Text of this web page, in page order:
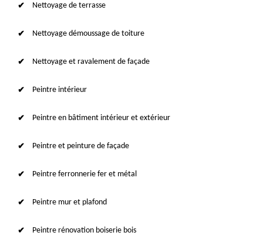
Nettoyage de terrasse
Nettoyage démoussage de toiture
Nettoyage et ravalement de façade
Peintre intérieur
Peintre en bâtiment intérieur et extérieur
Peintre et peinture de façade
Peintre ferronnerie fer et métal
Peintre mur et plafond
Peintre rénovation boiserie bois